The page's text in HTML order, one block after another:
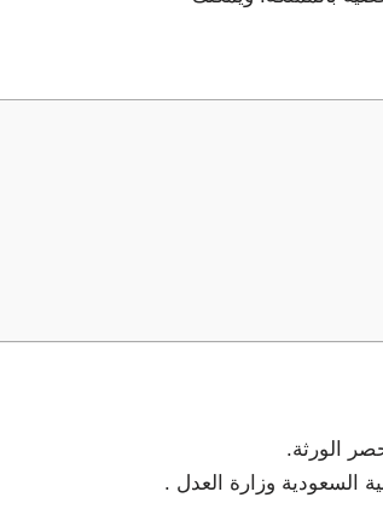
الورثة.
السعودية وزارة العدل .